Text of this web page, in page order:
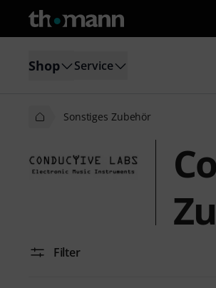
Shop Service
Sonstiges Zubehör
Filter